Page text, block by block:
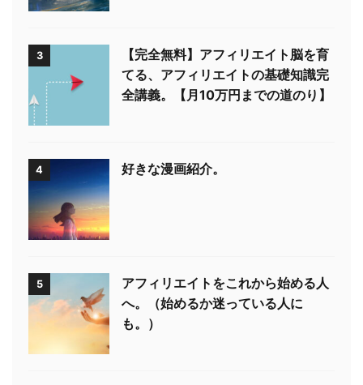
3
【完全無料】アフィリエイト脳を育
てる、アフィリエイトの基礎知識完
全講義。【月10万円までの道のり】
4 好きな漫画紹介。
5
アフィリエイトをこれから始める人
へ。（始めるか迷っている人に
も。）